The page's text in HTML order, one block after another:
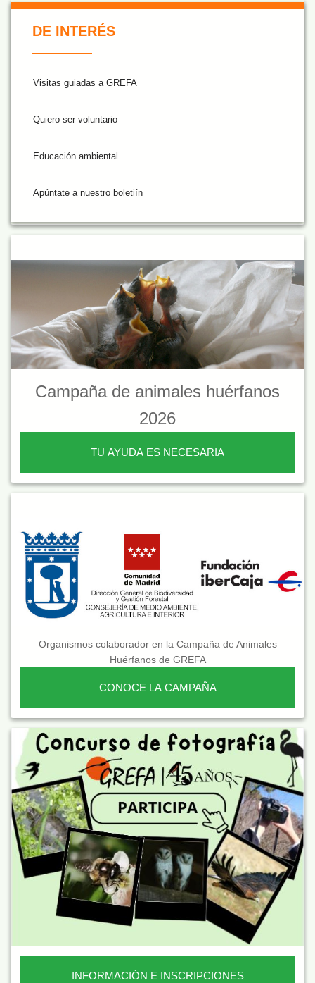
De Interés NARANJA
DE INTERÉS
Visitas guiadas a GREFA
Quiero ser voluntario
Educación ambiental
Apúntate a nuestro boletiín
Campaña de animales huérfanos
2026
TU AYUDA ES NECESARIA
Organismos colaborador en la Campaña de Animales
Huérfanos de GREFA
CONOCE LA CAMPAÑA
INFORMACIÓN E INSCRIPCIONES